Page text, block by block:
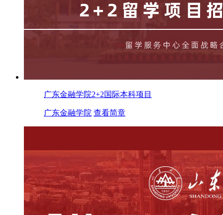
广东金融学院2+2国际本科项目
广东金融学院 查看简章